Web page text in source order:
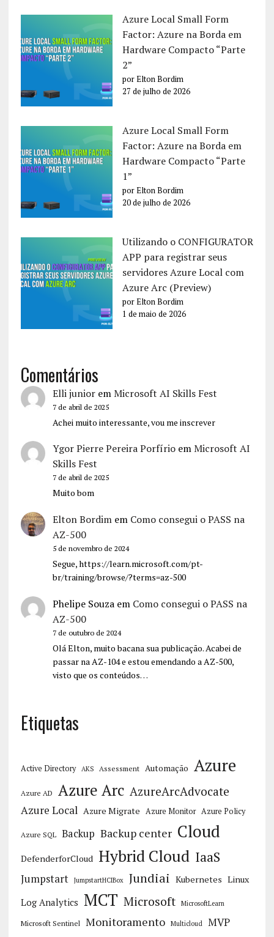
Azure Local Small Form
Factor: Azure na Borda em
Hardware Compacto “Parte
2”
por Elton Bordim
27 de julho de 2026
Azure Local Small Form
Factor: Azure na Borda em
Hardware Compacto “Parte
1”
por Elton Bordim
20 de julho de 2026
Utilizando o CONFIGURATOR
APP para registrar seus
servidores Azure Local com
Azure Arc (Preview)
por Elton Bordim
1 de maio de 2026
Comentários
Elli junioremMicrosoft AI Skills Fest
7 de abril de 2025
Achei muito interessante, vou me inscrever
Ygor Pierre Pereira PorfírioemMicrosoft AI
Skills Fest
7 de abril de 2025
Muito bom
Elton Bordimem Como consegui o PASS na
AZ-500
5 de novembro de 2024
Segue, https://learn.microsoft.com/pt-
br/training/browse/?terms=az-500
Phelipe Souzaem Como consegui o PASS na
AZ-500
7 de outubro de 2024
Olá Elton, muito bacana sua publicação. Acabei de
passar na AZ-104 e estou emendando a AZ-500,
visto que os conteúdos…
Etiquetas
Active Directory AKS Assessment Automação Azure
Azure AD Azure Arc AzureArcAdvocate
Azure Local Azure Migrate Azure Monitor Azure Policy
Azure SQL Backup Backup center Cloud
DefenderforCloud Hybrid Cloud IaaS
Jumpstart JumpstartHCIBox Jundiai Kubernetes Linux
Log Analytics MCT Microsoft MicrosoftLearn
Microsoft Sentinel Monitoramento Multicloud MVP